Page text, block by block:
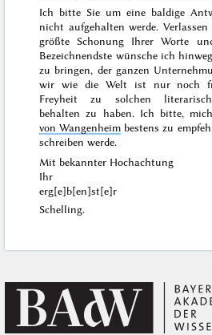
Ich bitte Sie um eine baldige
nicht aufgehalten werde.
größte Schonung Ihrer Worte
Bezeichnendste wünsche ich
zu bringen, der ganzen
wir wie die Welt ist nur noch
Freyheit zu solchen
behalten zu haben. Ich bitte,
von Wangenheim bestens zu
schreiben werde.
Mit bekannter Hochachtung
Ihr
erg[e]b[en]st[e]r
Schelling.